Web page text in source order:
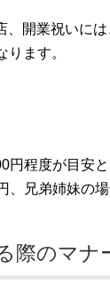
、開業祝いに
ます。
円程度が目安
、兄弟姉妹の
際のマナ